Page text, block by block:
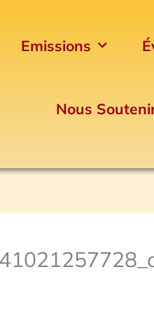
Emissions
Nous